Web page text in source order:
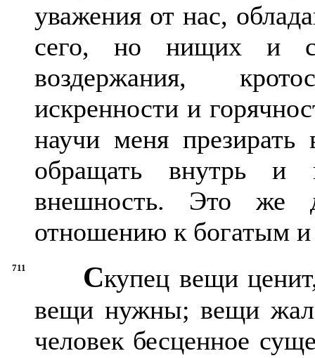
уважения от нас,
сего, но нищих и
воздержания,
искренности и
научи меня
обращать внутрь и
внешность. Это же
отношению к богатым
711 Скупец вещи
вещи нужны; вещи
человек бесценное